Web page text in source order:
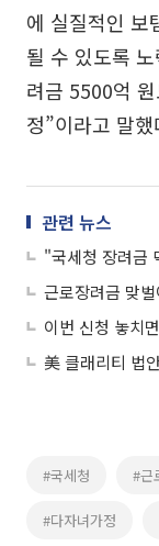
에 실질적인 보
될 수 있도록
려금 5500억
정”이라고 말했
관련 뉴스
#국세청 #근
#다자녀가정